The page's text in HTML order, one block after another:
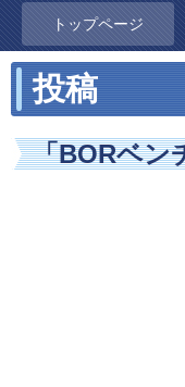
トップページ
投稿
「BORベン